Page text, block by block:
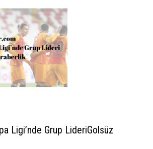
Ligi’nde Grup LideriGolsüz